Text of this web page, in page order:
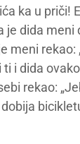
ka u priči!
je dida meni
meni rekao:
i dida
rekao: